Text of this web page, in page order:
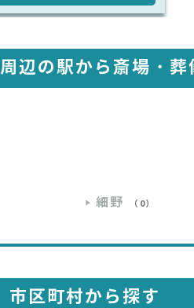
辺の駅から 斎場・葬
細野 （0）
市区町村から探す